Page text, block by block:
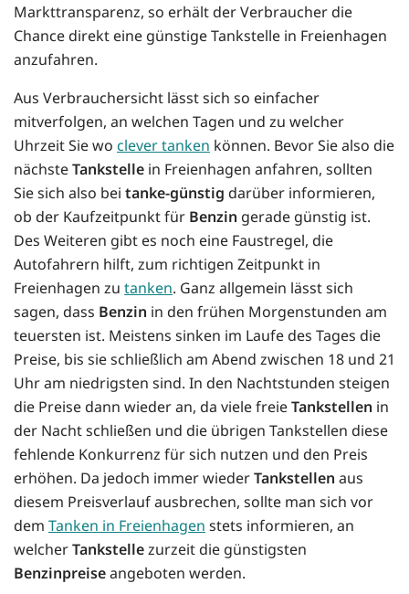
Markttransparenz, so erhält der Verbraucher die
Chance direkt eine günstige Tankstelle in Freienhagen
anzufahren.
Aus Verbrauchersicht lässt sich so einfacher
mitverfolgen, an welchen Tagen und zu welcher
Uhrzeit Sie wo clever tanken können. Bevor Sie also die
nächsteTankstelle in Freienhagen anfahren, sollten
Sie sich also bei tanke-günstig darüber informieren,
ob der Kaufzeitpunkt für Benzin gerade günstig ist.
Des Weiteren gibt es noch eine Faustregel, die
Autofahrern hilft, zum richtigen Zeitpunkt in
Freienhagen zu tanken. Ganz allgemein lässt sich
sagen, dass Benzin in den frühen Morgenstunden am
teuersten ist. Meistens sinken im Laufe des Tages die
Preise, bis sie schließlich am Abend zwischen 18 und 21
Uhr am niedrigsten sind. In den Nachtstunden steigen
die Preise dann wieder an, da viele freieTankstellen in
der Nacht schließen und die übrigen Tankstellen diese
fehlende Konkurrenz für sich nutzen und den Preis
erhöhen. Da jedoch immer wiederTankstellen aus
diesem Preisverlauf ausbrechen, sollte man sich vor
dem Tanken in Freienhagen stets informieren, an
welcherTankstellezurzeit die günstigsten
Benzinpreiseangeboten werden.